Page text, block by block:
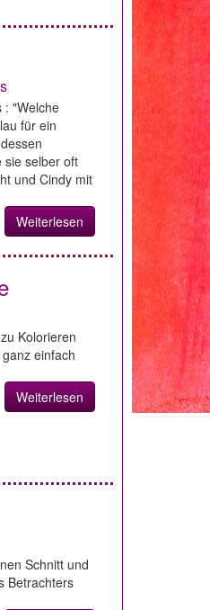
: "Welche
für ein
sie selber oft
und Cindy mit
Weiterlesen
Kolorieren
einfach
Weiterlesen
Schnitt und
Betrachters